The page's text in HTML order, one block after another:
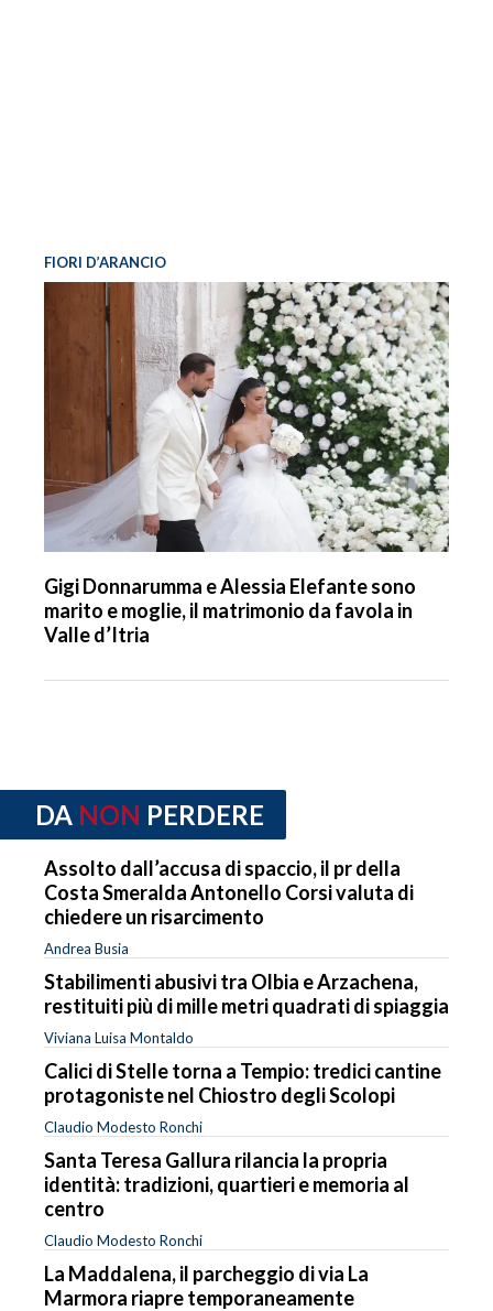
FIORI D’ARANCIO
Gigi Donnarumma e Alessia Elefante sono
marito e moglie, il matrimonio da favola in
Valle d’Itria
DA NON PERDERE
Assolto dall’accusa di spaccio, il pr della
Costa Smeralda Antonello Corsi valuta di
chiedere un risarcimento
Andrea Busia
Stabilimenti abusivi tra Olbia e Arzachena,
restituiti più di mille metri quadrati di spiaggia
Viviana Luisa Montaldo
Calici di Stelle torna a Tempio: tredici cantine
protagoniste nel Chiostro degli Scolopi
Claudio Modesto Ronchi
Santa Teresa Gallura rilancia la propria
identità: tradizioni, quartieri e memoria al
centro
Claudio Modesto Ronchi
La Maddalena, il parcheggio di via La
Marmora riapre temporaneamente